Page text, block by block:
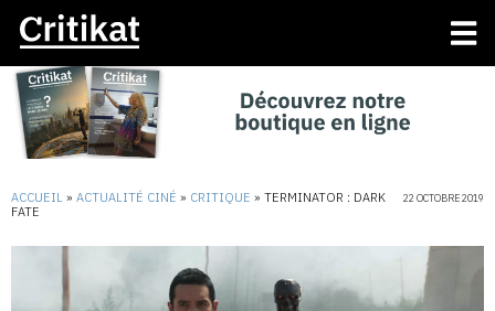
ACCUEIL » ACTUALITÉ CINÉ » CRITIQUE » TERMINATOR : DARK
FATE
22 OCTOBRE 2019